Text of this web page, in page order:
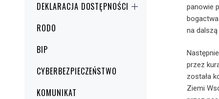
DEKLARACJA DOSTĘPNOŚCI
RODO
BIP
CYBERBEZPIECZEŃSTWO
KOMUNIKAT
panowie
na dalszą
przez
została
Ziemi